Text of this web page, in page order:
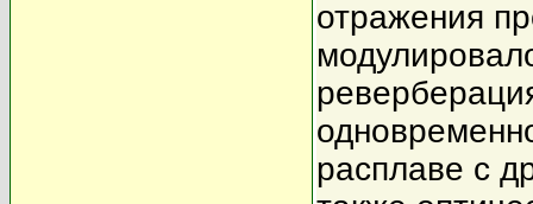
отражения
расплаве с